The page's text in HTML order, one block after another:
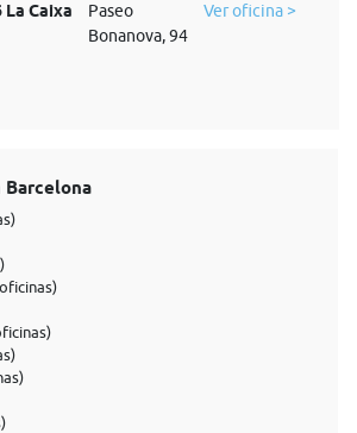
Caixa
Paseo
Bonanova, 94
Ver oficina >
Barcelona